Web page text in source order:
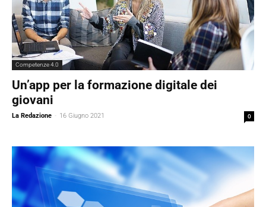
Competenze 4.0
Un’app per la formazione digitale dei
giovani
La Redazione - 16 Giugno 2021 0